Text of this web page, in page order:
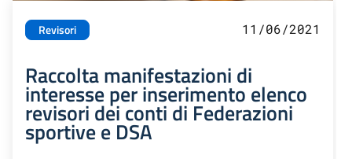
Revisori 11/06/2021
Raccolta manifestazioni di
interesse per inserimento elenco
revisori dei conti di Federazioni
sportive e DSA